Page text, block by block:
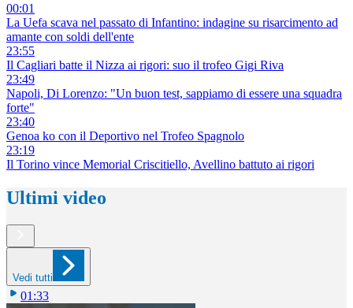
00:01
La Uefa scava nel passato di Infantino: indagine su risarcimento ad
amante con soldi dell'ente
23:55
Il Cagliari batte il Nizza ai rigori: suo il trofeo Gigi Riva
23:49
Napoli, Di Lorenzo: "Un buon test, sappiamo di essere una squadra
forte"
23:40
Genoa ko con il Deportivo nel Trofeo Spagnolo
23:19
Il Torino vince Memorial Criscitiello, Avellino battuto ai rigori
Ultimi video
Vedi tutti
01:33